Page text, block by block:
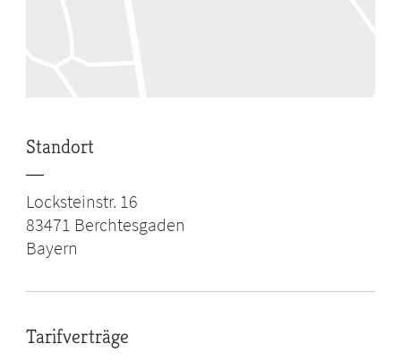
Standort
Locksteinstr. 16
83471 Berchtesgaden
Bayern
Tarifverträge